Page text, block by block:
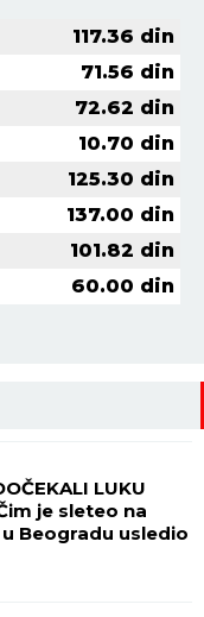
117.36 din
71.56 din
72.62 din
10.70 din
125.30 din
137.00 din
101.82 din
60.00 din
LUKU
je sleteo na
Beogradu usledio